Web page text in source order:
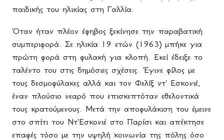
παιδικής του ηλικίας στη Γαλλία.
Όταν ήταν πλέον έφηβος ξεκίνησε την παραβατική
συμπεριφορά. Σε ηλικία 19 ετών (1963) μπήκε για
πρώτη φορά στη φυλακή για κλοπή. Εκεί έδειξε το
ταλέντο του στις δημόσιες σχέσεις. Έγινε φίλος με
τους δεσμοφύλακες αλλά και τον Φελίξ ντ' Εσκονιέ,
έναν πλούσιο νεαρό που επισκεπτόταν εθελοντικά
τους κρατούμενους. Μετά την αποφυλάκιση του έμεινε
στο σπίτι του Ντ'Εσκονιέ στο Παρίσι και απέκτησε
επαφές τόσο με την υψηλή κοινωνία της πόλης όσο